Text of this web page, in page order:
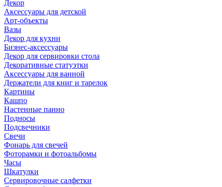
Декор
Аксессуары для детской
Арт-объекты
Вазы
Декор для кухни
Бизнес-аксессуары
Декор для сервировки стола
Декоративные статуэтки
Аксессуары для ванной
Держатели для книг и тарелок
Картины
Кашпо
Настенные панно
Подносы
Подсвечники
Свечи
Фонарь для свечей
Фоторамки и фотоальбомы
Часы
Шкатулки
Сервировочные салфетки